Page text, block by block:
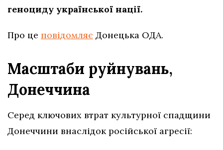
геноциду української нації.
Про це повідомляє Донецька ОДА.
Масштаби руйнувань,
Донеччина
Серед ключових втрат культурної спадщини
Донеччини внаслідок російської агресії: